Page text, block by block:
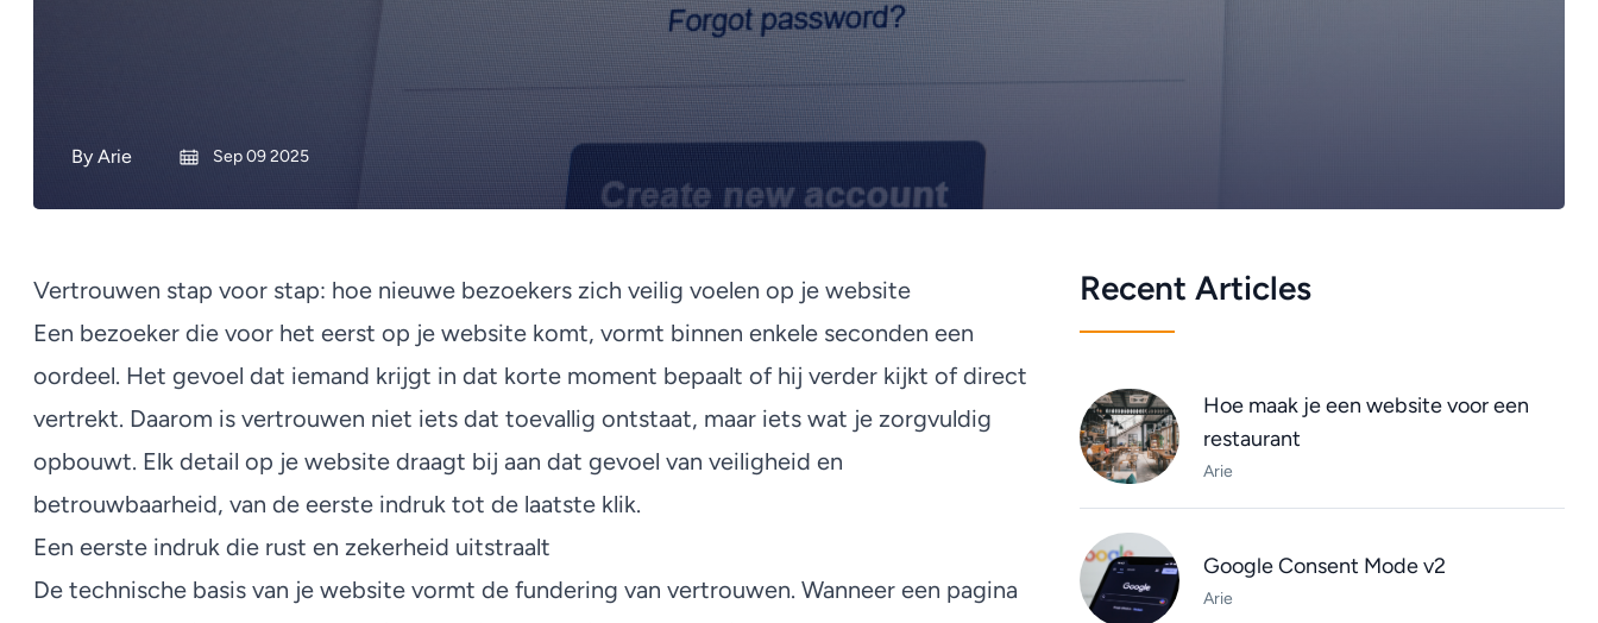
By Arie Sep 09 2025
Vertrouwen stap voor stap: hoe nieuwe bezoekers zich veilig voelen op je website
Een bezoeker die voor het eerst op je website komt, vormt binnen enkele seconden een
oordeel. Het gevoel dat iemand krijgt in dat korte moment bepaalt of hij verder kijkt of direct
vertrekt. Daarom is vertrouwen niet iets dat toevallig ontstaat, maar iets wat je zorgvuldig
opbouwt. Elk detail op je website draagt bij aan dat gevoel van veiligheid en
betrouwbaarheid, van de eerste indruk tot de laatste klik.
Een eerste indruk die rust en zekerheid uitstraalt
De technische basis van je website vormt de fundering van vertrouwen. Wanneer een pagina
Recent Articles
Hoe maak je een website voor een
restaurant
Arie
Google Consent Mode v2
Arie